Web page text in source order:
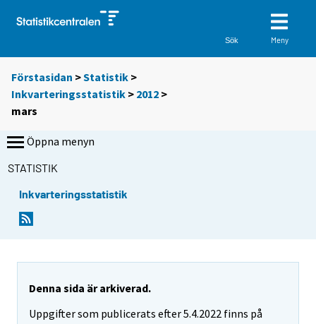
Sök Meny
Förstasidan >Statistik >
Inkvarteringsstatistik > 2012 >
mars
Öppna menyn
STATISTIK
Inkvarteringsstatistik
Denna sida är arkiverad.
Uppgifter som publicerats efter 5.4.2022 finns på